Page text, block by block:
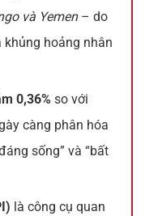
và Yemen– do
khủng hoảng nhân
0,36% so với
càng phân hóa
sống” và “bất
là công cụ quan